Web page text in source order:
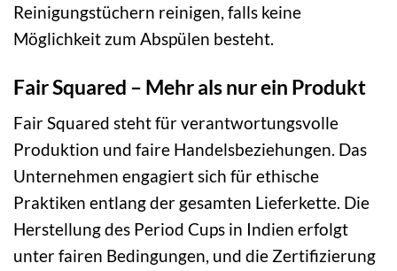
Reinigungstüchern reinigen, falls keine
Möglichkeit zum Abspülen besteht.
Fair Squared – Mehr als nur ein Produkt
Fair Squared steht für verantwortungsvolle
Produktion und faire Handelsbeziehungen. Das
Unternehmen engagiert sich für ethische
Praktiken entlang der gesamten Lieferkette. Die
Herstellung des Period Cups in Indien erfolgt
unter fairen Bedingungen, und die Zertifizierung